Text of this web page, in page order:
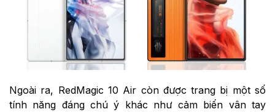
Ngoài ra, RedMagic 10 Air còn được trang bị một số
tính năng đáng chú ý khác như cảm biến vân tay